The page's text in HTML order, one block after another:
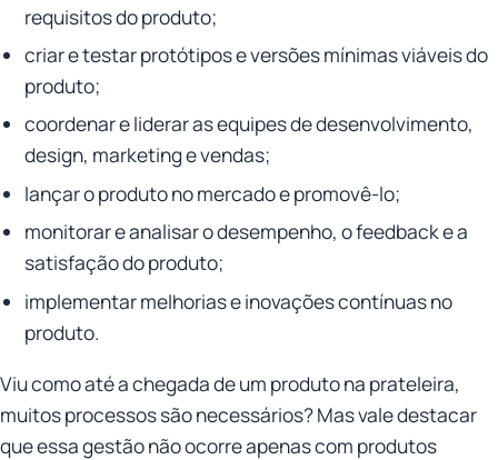
requisitos do produto;
criar e testar protótipos e versões mínimas viáveis do
produto;
coordenar e liderar as equipes de desenvolvimento,
design, marketing e vendas;
lançar o produto no mercado e promovê-lo;
monitorar e analisar o desempenho, o feedback e a
satisfação do produto;
implementar melhorias e inovações contínuas no
produto.
Viu como até a chegada de um produto na prateleira,
muitos processos são necessários? Mas vale destacar
que essa gestão não ocorre apenas com produtos